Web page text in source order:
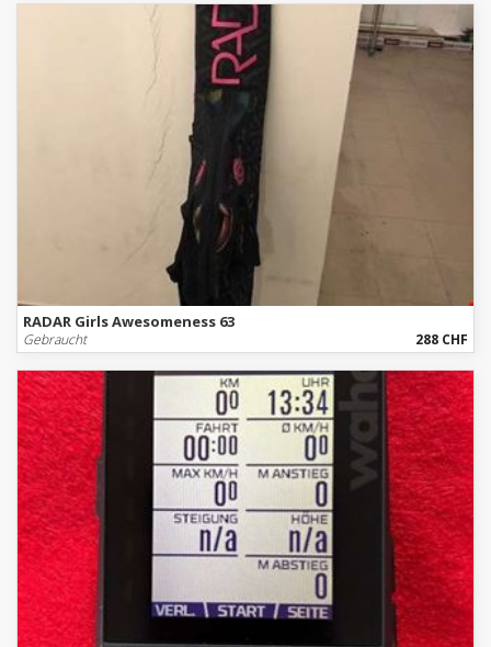
RADAR Girls Awesomeness 63
Gebraucht 288 CHF